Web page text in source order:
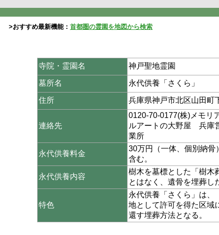
>おすすめ最新機能： 首都圏の霊園を地図から検索
寺院・霊園名 神戸聖地霊園
墓所名 永代供養「さくら」
住所 兵庫県神戸市北区山田町
連絡先
0120-70-0177(株)メモリ
ルアートの大野屋 兵庫
業所
永代供養料金
30万円（一体、個別納骨
含む。
永代供養内容
樹木を墓標とした「樹木
とはなく、遺骨を埋葬し
特色
永代供養「さくら」は、
地として許可を得た区域
還す埋葬方法となる。